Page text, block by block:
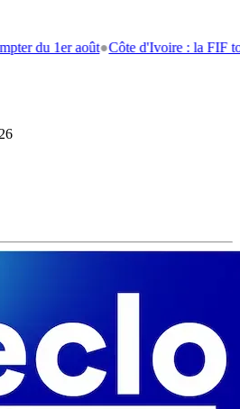
●Côte d'Ivoire : la FIF tourne la page